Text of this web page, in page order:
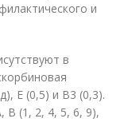
и
в
Е (0,5) и В3 (0,3).
В (1, 2, 4, 5, 6, 9),